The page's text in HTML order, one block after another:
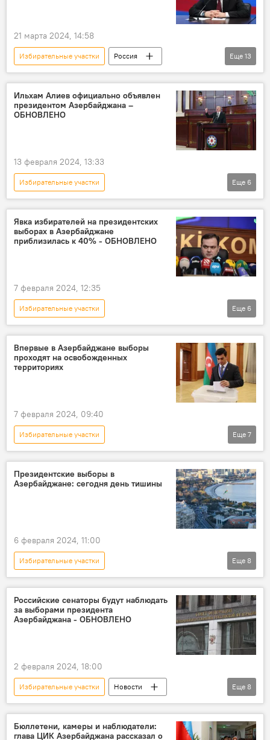
21 марта 2024, 14:58
Избирательные участки
Россия
Президентские выборы
Голосование на выборах
Подмосковье
Регионы
ЦИК РФ
Президентские выборы в России - 2024
Милли Меджлис
Хиджран Гусейнова
Еще 13
Ильхам Алиев официально объявлен
президентом Азербайджана –
ОБНОВЛЕНО
13 февраля 2024, 13:33
Избирательные участки
Президентские выборы в Азербайджане 2024
Азербайджан
Политика
Избиратели ЦИК АР
Еще 6
Явка избирателей на президентских
выборах в Азербайджане
приблизилась к 40% - ОБНОВЛЕНО
7 февраля 2024, 12:35
Избирательные участки
Президентские выборы в Азербайджане 2024
Азербайджан
Выборы президента
ЦИК АР
Явка
Еще 6
Впервые в Азербайджане выборы
проходят на освобожденных
территориях
7 февраля 2024, 09:40
Избирательные участки
Президентские выборы в Азербайджане 2024
Выборы
Голосование
активность
Еще 7
Президентские выборы в
Азербайджане: сегодня день тишины
6 февраля 2024, 11:00
Избирательные участки
Президентские выборы в Азербайджане 2024
Азербайджан
Политика
Выборы президента
ЦИК АР
Россия
Еще 8
Российские сенаторы будут наблюдать
за выборами президента
Азербайджана - ОБНОВЛЕНО
2 февраля 2024, 18:00
Избирательные участки
Новости
Азербайджан
Президентские выборы
Подготовка
СНГ
Наблюдатели
Еще 8
Бюллетени, камеры и наблюдатели:
глава ЦИК Азербайджана рассказал о